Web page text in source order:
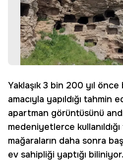
Yaklaşık 3 bin 200 yıl önce
amacıyla yapıldığı tahmin
apartman görüntüsünü
medeniyetlerce
mağaraların daha sonra
ev sahipliği yaptığı biliniyor.